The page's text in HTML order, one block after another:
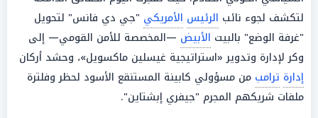
لتكشف لجوء نائب الرئيس الأمريكي "جي دي فانس" لتحويل
"غرفة الوضع" بالبيت الأبيض —المخصصة للأمن القومي— إلى
وكر لإدارة وتدوير «استراتيجية غيسلين ماكسويل»، وحشد أركان
إدارة ترامب من مسؤولي كابينة المستنقع الأسود لحظر وفلترة
ملفات شريكهم المجرم "جيفري إبشتاين".